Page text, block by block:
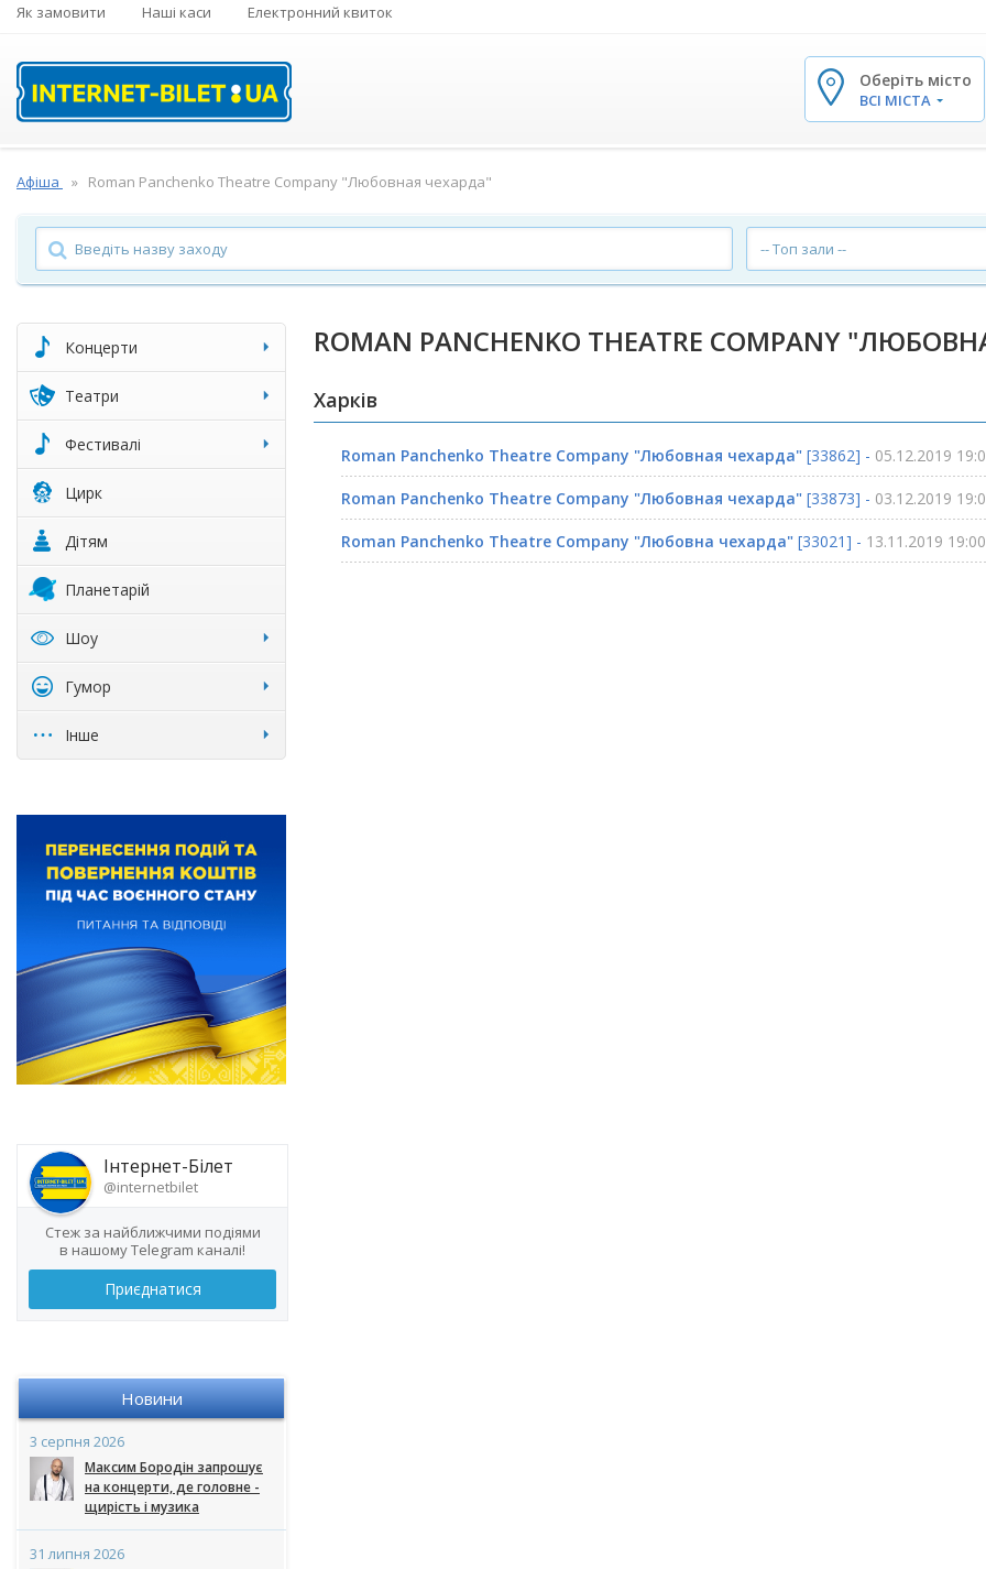
Як замовити Наші каси Електронний квиток
Оберіть місто
ВСІ МІСТА
Афіша Roman Panchenko Theatre Company "Любовная чехарда"
-- Топ зали --
Концерти
Театри
Фестивалі
Цирк
Дітям
Планетарій
Шоу
Гумор
Інше
Інтернет-Білет
@internetbilet
Стеж за найближчими подіями
в нашому Telegram каналі!
Приєднатися
Новини
3 серпня 2026
Максим Бородін запрошує
на концерти, де головне -
щирість і музика
31 липня 2026
ROMAN PANCHENKO THEATRE COMPANY
Харків
Roman Panchenko Theatre Company "Любовная чехарда" [33862] - 05.12.2019
Roman Panchenko Theatre Company "Любовная чехарда" [33873] - 03.12.2019
Roman Panchenko Theatre Company "Любовна чехарда" [33021] - 13.11.2019 19:00